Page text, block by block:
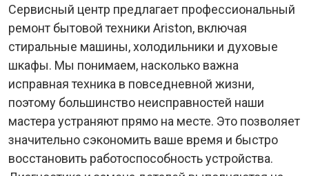
Сервисный центр предлагает профессиональный
ремонт бытовой техники Ariston, включая
стиральные машины, холодильники и духовые
шкафы. Мы понимаем, насколько важна
исправная техника в повседневной жизни,
поэтому большинство неисправностей наши
мастера устраняют прямо на месте. Это позволяет
значительно сэкономить ваше время и быстро
восстановить работоспособность устройства.